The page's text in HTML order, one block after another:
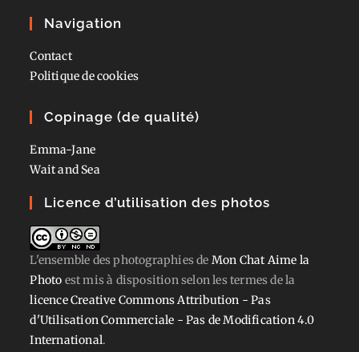
Navigation
Contact
Politique de cookies
Copinage (de qualité)
Emma-Jane
Wait and Sea
Licence d’utilisation des photos
L'ensemble des photographiesde Mon Chat Aime la
Photo est mis à disposition selon les termes de la
licence Creative Commons Attribution - Pas
d'Utilisation Commerciale - Pas de Modification 4.0
International.